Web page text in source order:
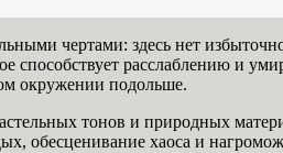
чертами: здесь нет
способствует расслаблению и
окружении подольше.
тонов и природных
обесценивание хаоса и